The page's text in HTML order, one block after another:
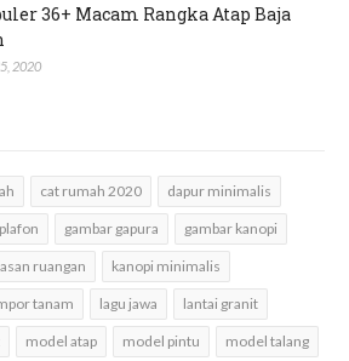
36+ Macam Rangka Atap Baja
2020
cat rumah 2020 dapur minimalis
gambar gapura gambar kanopi
ruangan kanopi minimalis
tanam lagu jawa lantai granit
model atap model pintu model talang